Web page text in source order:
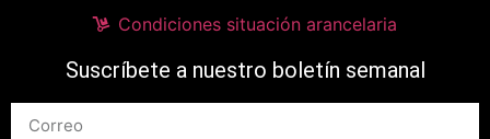
Condiciones situación arancelaria
Suscríbete a nuestro boletín semanal